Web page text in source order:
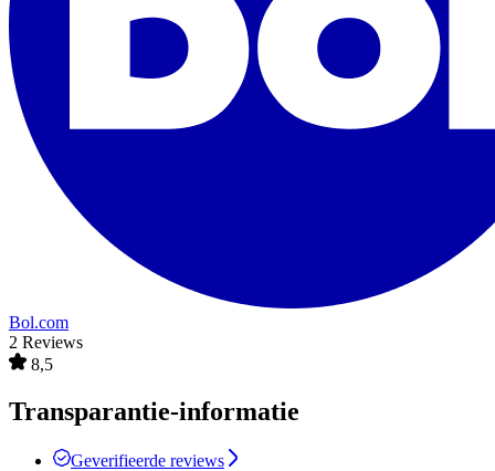
Bol.com
2 Reviews
8,5
Transparantie-informatie
Geverifieerde reviews